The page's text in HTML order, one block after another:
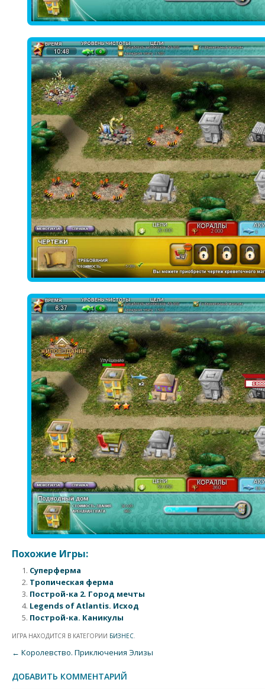
Похожие Игры:
Суперферма
Тропическая ферма
Построй-ка 2. Город мечты
Legends of Atlantis. Исход
Построй-ка. Каникулы
ИГРА НАХОДИТСЯ В КАТЕГОРИИ БИЗНЕС.
Post navigation
← Королевство. Приключения Элизы
ДОБАВИТЬ КОММЕНТАРИЙ